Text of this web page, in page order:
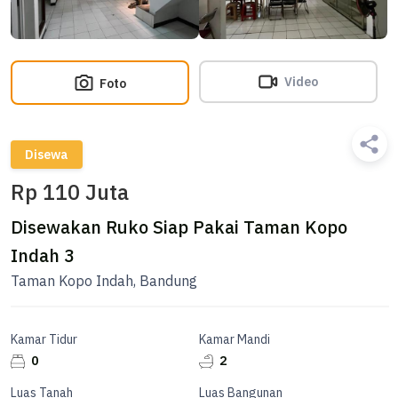
Foto Video
Disewa
Rp 110 Juta
Disewakan Ruko Siap Pakai Taman Kopo
Indah 3
Taman Kopo Indah, Bandung
Kamar Tidur
0
Kamar Mandi
2
Luas Tanah
Luas Bangunan